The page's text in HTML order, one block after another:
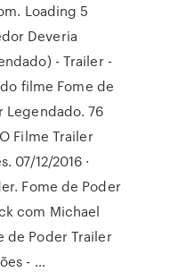
Loading 5
Deveria
- Trailer -
filme Fome de
Legendado. 76
Filme Trailer
07/12/2016 ·
Fome de Poder
com Michael
de Poder Trailer
- …